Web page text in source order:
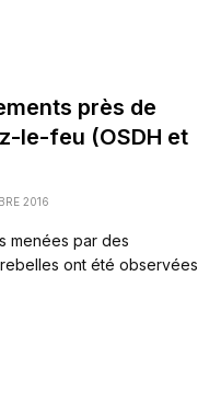
près de
le-feu (OSDH et
2016
menées par des
ont été observées